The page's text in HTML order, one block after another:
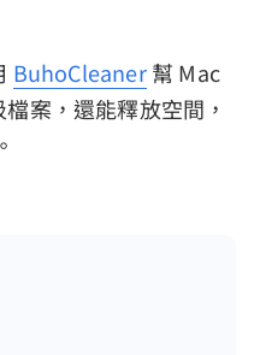
BuhoCleaner幫 Mac
案，還能釋放空間，